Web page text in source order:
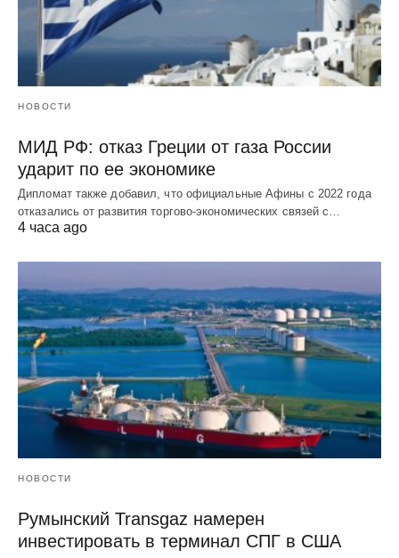
НОВОСТИ
МИД РФ: отказ Греции от газа России
ударит по ее экономике
Дипломат также добавил, что официальные Афины с 2022 года
отказались от развития торгово-экономических связей с…
4 часа ago
НОВОСТИ
Румынский Transgaz намерен
инвестировать в терминал СПГ в США